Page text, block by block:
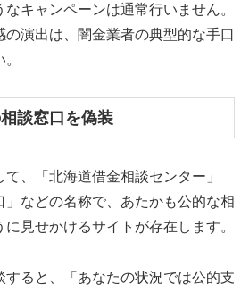
キャンペーンは通常行いません。
演出は、闇金業者の典型的な手口
談窓口を偽装
、「北海道借金相談センター」
」などの名称で、あたかも公的な相
見せかけるサイトが存在します。
すると、「あなたの状況では公的支